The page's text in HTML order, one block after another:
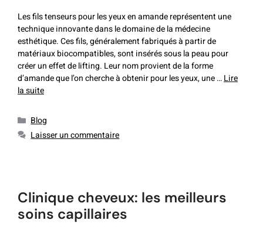
Les fils tenseurs pour les yeux en amande représentent une
technique innovante dans le domaine de la médecine
esthétique. Ces fils, généralement fabriqués à partir de
matériaux biocompatibles, sont insérés sous la peau pour
créer un effet de lifting. Leur nom provient de la forme
d’amande que l’on cherche à obtenir pour les yeux, une …Lire
la suite
Blog
Laisser un commentaire
clinique cheveux: les meilleurs
soins capillaires